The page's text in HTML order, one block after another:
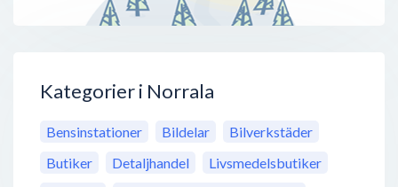
Kategorier i Norrala
Bensinstationer Bildelar
Bilverkstäder
Butiker
Detaljhandel
Livsmedelsbutiker